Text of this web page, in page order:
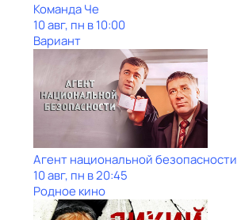
Команда Че
10 авг, пн в 10:00
Вариант
Агент национальной безопасности
10 авг, пн в 20:45
Родное кино